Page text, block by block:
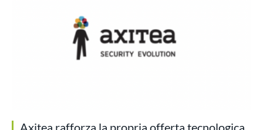
Axitea rafforza la propria offerta tecnologica